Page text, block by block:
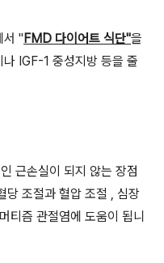
서 "FMD 다이어트 식단"을
IGF-1 중성지방 등을 줄
근손실이 되지 않는 장점
당 조절과 혈압 조절 , 심장
티즘 관절염에 도움이 됩니